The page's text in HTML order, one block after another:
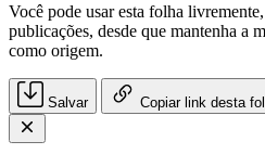
Você pode usar esta folha
publicações, desde que mantenha a
como origem.
Salvar Copiar link desta